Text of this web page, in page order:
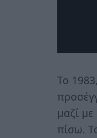
Το
μαζί
πίσω.